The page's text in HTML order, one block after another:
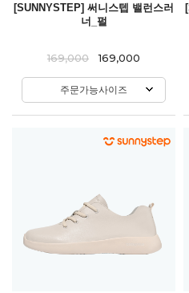
[SUNNYSTEP] 써니스텝 밸런스러
너_펄
169,000 169,000
주문가능사이즈